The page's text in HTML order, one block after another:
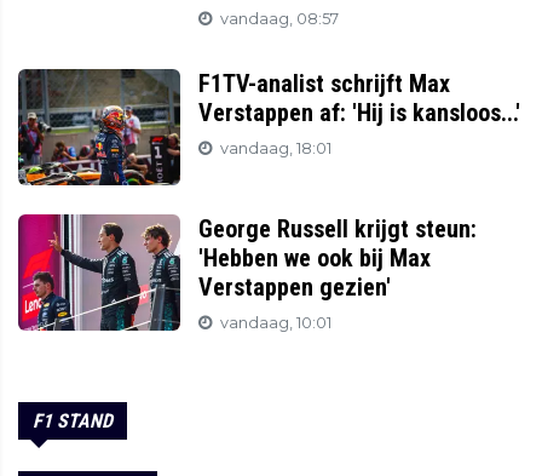
vandaag, 08:57
F1TV-analist schrijft Max
Verstappen af: 'Hij is kansloos...'
vandaag, 18:01
George Russell krijgt steun:
'Hebben we ook bij Max
Verstappen gezien'
vandaag, 10:01
F1 STAND